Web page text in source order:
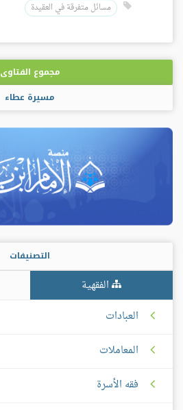
مسائل متفرقة في العقيدة
مجموع الفتاوى
مسيرة عطاء
التصنيفات
الفقهية
العبادات
المعاملات
فقه الأسرة